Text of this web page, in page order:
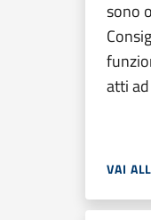
sono
atti
VAI